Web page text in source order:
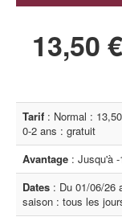
13,50 €
Tarif : Normal :
0-2 ans : gratuit
Avantage : Jusqu'à
Dates : Du 01/06/26
saison : tous les